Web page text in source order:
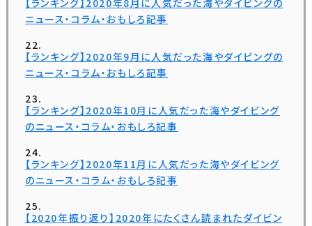
【ランキング】2020年8月に人気だった海やダイビングの
ニュース・コラム・おもしろ記事
【ランキング】2020年9月に人気だった海やダイビングの
ニュース・コラム・おもしろ記事
【ランキング】2020年10月に人気だった海やダイビング
のニュース・コラム・おもしろ記事
【ランキング】2020年11月に人気だった海やダイビング
のニュース・コラム・おもしろ記事
【2020年振り返り】2020年にたくさん読まれたダイビン